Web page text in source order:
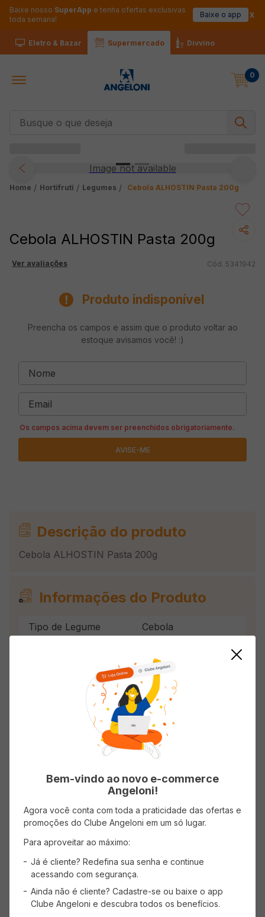
Baixe nosso SuperApp e tenha ofertas exclusivas
toda semana!
Baixe o app
Eletro & Bazar Supermercado Divvino
0
Image not available
Hortifruti Legumes Cebola ALHOSTIN Pasta 200g
Cebola ALHOSTIN Pasta 200g
Ver avaliações 5341942
Produto indisponível
Preencha os campos e assim que o produto voltar ao
estoque avisamos você! :)
Descrição do produto
Cebola ALHOSTIN Pasta 200g
Informações do Produto
Tipo de Legume Cebola
Avaliações
Classificação média: 0(0 avaliações)
Nenhuma avaliação
Bem-vindo ao novo e-commerce
Angeloni!
Agora você conta com toda a praticidade das ofertas e
promoções do Clube Angeloni em um só lugar.
Para aproveitar ao máximo:
Já é cliente? Redefina sua senha e continue
acessando com segurança.
Ainda não é cliente? Cadastre-se ou baixe o app
Clube Angeloni e descubra todos os benefícios.